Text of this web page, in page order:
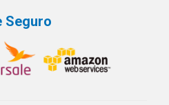
Seguro